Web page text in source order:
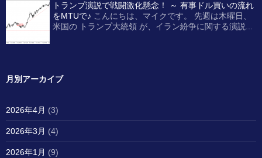
トランプ演説で戦闘激化懸念！ ～ 有事ドル買いの流れ
をMTUで♪ こんにちは、マイクです。 先週は木曜日、
米国の トランプ大統領 が、イラン紛争に関する演説...
月別アーカイブ
2026年4月 (3)
2026年3月 (4)
2026年1月 (9)